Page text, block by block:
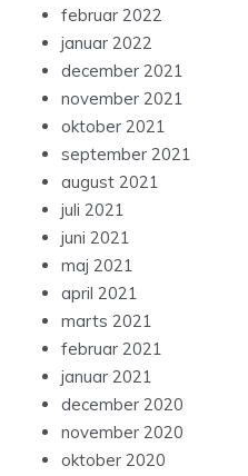
februar 2022
januar 2022
december 2021
november 2021
oktober 2021
september 2021
august 2021
juli 2021
juni 2021
maj 2021
april 2021
marts 2021
februar 2021
januar 2021
december 2020
november 2020
oktober 2020